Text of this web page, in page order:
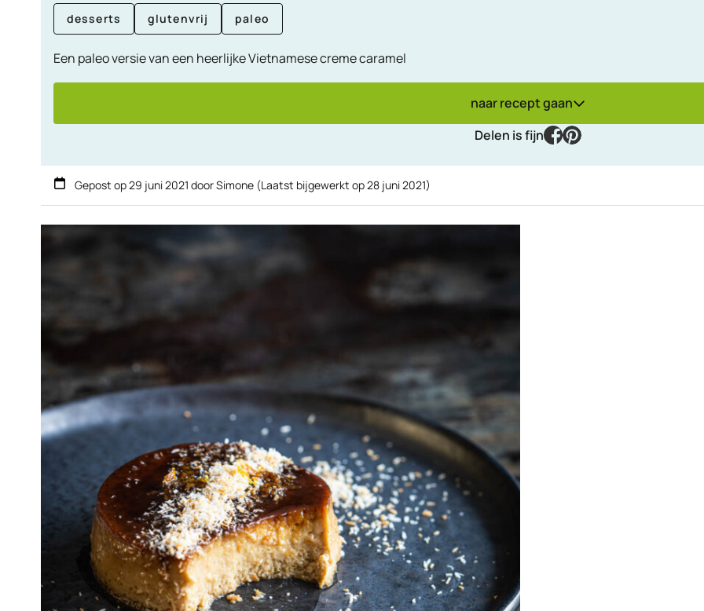
desserts glutenvrij paleo
Een paleo versie van een heerlijke Vietnamese creme caramel
naar recept gaan
Delen is fijn
facebook
pinterest
Gepost op29 juni 2021 doorSimone (Laatst bijgewerkt op28 juni 2021)